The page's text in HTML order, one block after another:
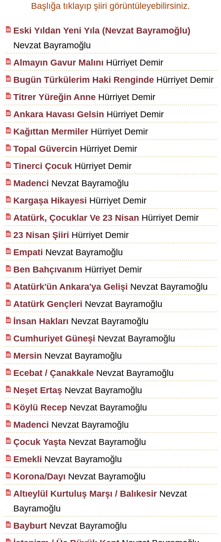
Başlığa tıklayıp şiiri görüntüleyebilirsiniz.
Eski Yıldan Yeni Yıla (Nevzat Bayramoğlu)
Nevzat Bayramoğlu
Almayın Gavur Malını Hürriyet Demir
Bugün Türkülerim Haki RengindeHürriyet Demir
Titrer Yüreğin AnneHürriyet Demir
Ankara Havası Gelsin Hürriyet Demir
Kağıttan MermilerHürriyet Demir
Topal Güvercin Hürriyet Demir
Tinerci ÇocukHürriyet Demir
Madenci Nevzat Bayramoğlu
Kargaşa Hikayesi Hürriyet Demir
Atatürk, Çocuklar Ve 23 Nisan Hürriyet Demir
23 Nisan Şiiri Hürriyet Demir
Empati Nevzat Bayramoğlu
Ben Bahçıvanım Hürriyet Demir
Atatürk'ün Ankara'ya Gelişi Nevzat Bayramoğlu
Atatürk Gençleri Nevzat Bayramoğlu
İnsan Hakları Nevzat Bayramoğlu
Cumhuriyet Güneşi Nevzat Bayramoğlu
Mersin Nevzat Bayramoğlu
Ecebat / ÇanakkaleNevzat Bayramoğlu
Neşet ErtaşNevzat Bayramoğlu
Köylü RecepNevzat Bayramoğlu
Madenci Nevzat Bayramoğlu
Çocuk YaştaNevzat Bayramoğlu
Emekli Nevzat Bayramoğlu
Korona/Dayı Nevzat Bayramoğlu
Altıeylül Kurtuluş Marşı / BalıkesirNevzat
Bayramoğlu
BayburtNevzat Bayramoğlu